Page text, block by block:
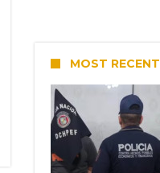
MOST RECENT